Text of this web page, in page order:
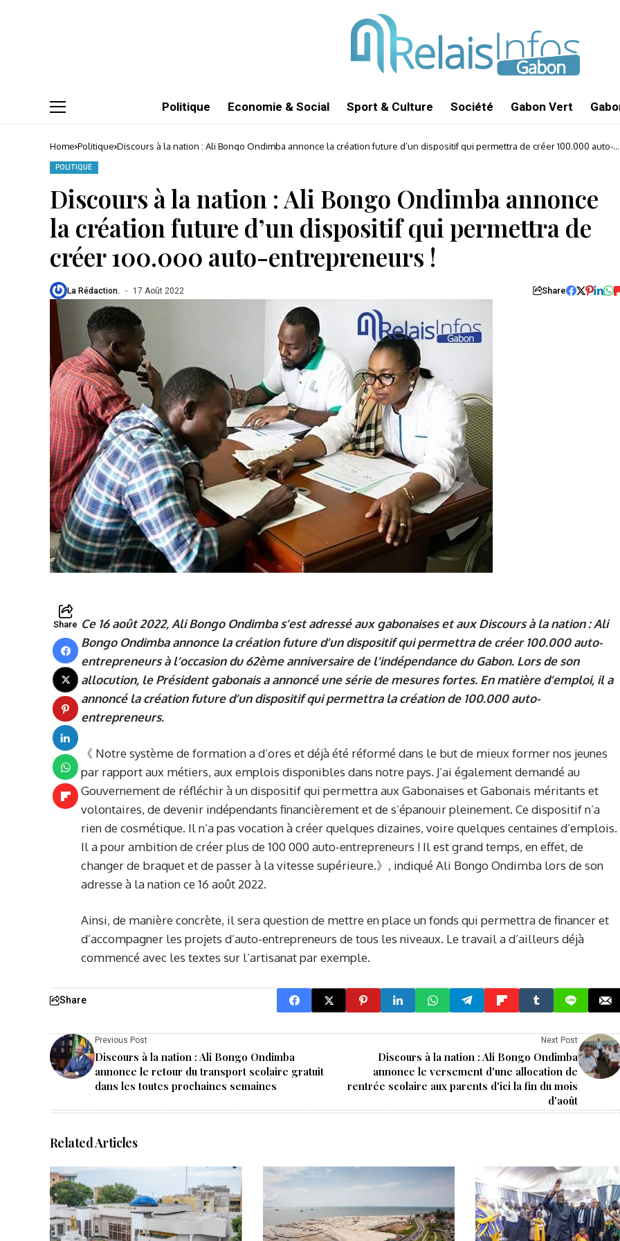
Politique Economie & Social Sport & Culture Société Gabon Vert
Home Politique Discours à la nation : Ali Bongo Ondimba annonce la création future d’un dispositif qui permettra de créer 100.000 auto-
POLITIQUE
Discours à la nation : Ali Bongo Ondimba annonce
la création future d’un dispositif qui permettra de
créer 100.000 auto-entrepreneurs !
La Rédaction. 17 Août 2022 Share
Share Ce 16 août 2022, Ali Bongo Ondimba s’est adressé aux gabonaises et aux Discours à la nation : Ali
Bongo Ondimba annonce la création future d’un dispositif qui permettra de créer 100.000 auto-
entrepreneurs à l’occasion du 62ème anniversaire de l’indépendance du Gabon. Lors de son
allocution, le Président gabonais a annoncé une série de mesures fortes. En matière d’emploi, il a
annoncé la création future d’un dispositif qui permettra la création de 100.000 auto-
entrepreneurs.
《 Notre système de formation a d’ores et déjà été réformé dans le but de mieux former nos jeunes
par rapport aux métiers, aux emplois disponibles dans notre pays. J’ai également demandé au
Gouvernement de réfléchir à un dispositif qui permettra aux Gabonaises et Gabonais méritants et
volontaires, de devenir indépendants financièrement et de s’épanouir pleinement. Ce dispositif n’a
rien de cosmétique. Il n’a pas vocation à créer quelques dizaines, voire quelques centaines d’emplois.
Il a pour ambition de créer plus de 100 000 auto-entrepreneurs ! Il est grand temps, en effet, de
changer de braquet et de passer à la vitesse supérieure.》, indiqué Ali Bongo Ondimba lors de son
adresse à la nation ce 16 août 2022.
Ainsi, de manière concrète, il sera question de mettre en place un fonds qui permettra de financer et
d’accompagner les projets d’auto-entrepreneurs de tous les niveaux. Le travail a d’ailleurs déjà
commencé avec les textes sur l’artisanat par exemple.
Share
Previous Post
Discours à la nation : Ali Bongo Ondimba
annonce le retour du transport scolaire gratuit
dans les toutes prochaines semaines
Next Post
Discours à la nation : Ali Bongo Ondimba
annonce le versement d'une allocation de
rentrée scolaire aux parents d'ici la fin du mois
d'août
Related Articles